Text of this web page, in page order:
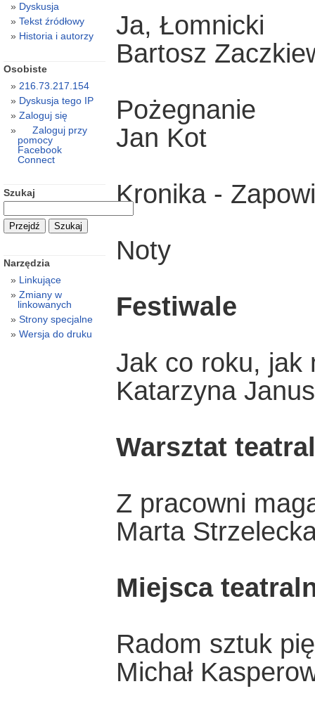
Ja, Łomnicki
Bartosz
Pożegnanie
Jan Kot
Kronika -
Noty
Festiwale
Jak co roku, jak
Katarzyna
Warsztat
Z pracowni
Marta
Miejsca
Radom sztuk
Michał
Dyskusja
Tekst źródłowy
Historia i autorzy
Osobiste
216.73.217.154
Dyskusja tego IP
Zaloguj się
Zaloguj przy
pomocy
Facebook
Connect
Szukaj
Narzędzia
Linkujące
Zmiany w
linkowanych
Strony specjalne
Wersja do druku